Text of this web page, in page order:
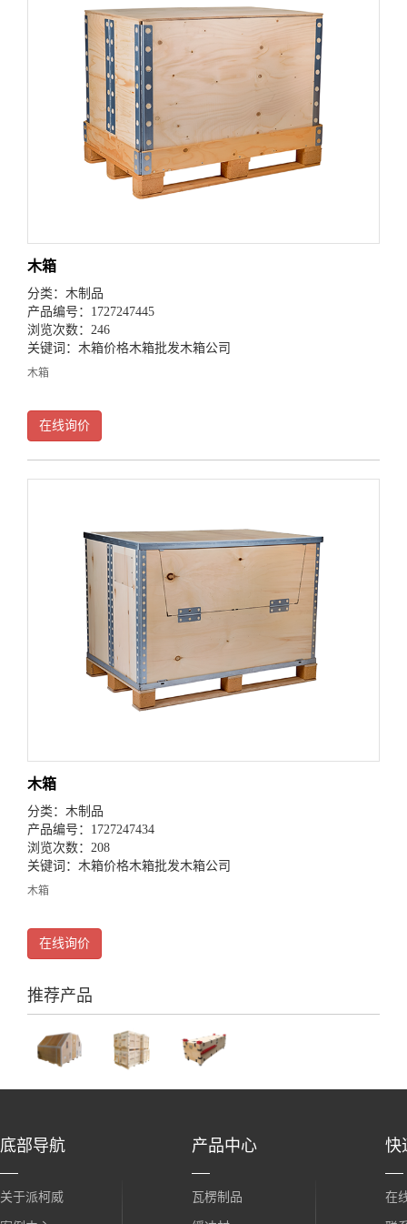
木箱
分类： 木制品
产品编号：1727247445
浏览次数：246
关键词： 木箱价格木箱批发木箱公司
木箱
在线询价
木箱
分类： 木制品
产品编号：1727247434
浏览次数：208
关键词： 木箱价格木箱批发木箱公司
木箱
在线询价
推荐产品
底部导航
关于派柯威
产品中心
瓦楞制品
快
在